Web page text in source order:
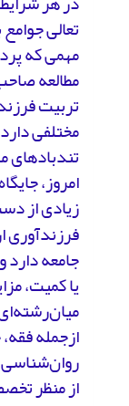
تعالی
مهمی که
مطالعه
تربیت
مختلفی
تندبادهای
امروز،
زیادی از
فرزند‌آوری
جامعه
یا کمیت،
ازجمله
از منظر